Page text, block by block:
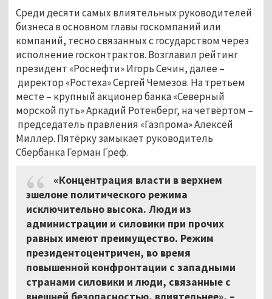
Среди десяти самых влиятельных руководителей
бизнеса в основном главы госкомпаний или
компаний, тесно связанных с государством через
исполнение госконтрактов. Возглавил рейтинг
президент «Роснефти» Игорь Сечин, далее –
директор «Ростеха» Сергей Чемезов. На третьем
месте – крупный акционер банка «Северный
морской путь» Аркадий Ротенберг, на четвёртом –
председатель правления «Газпрома» Алексей
Миллер. Пятёрку замыкает руководитель
Сбербанка Герман Греф.
«Концентрация власти в верхнем
эшелоне политического режима
исключительно высока. Люди из
администрации и силовики при прочих
равных имеют преимущество. Режим
президентоцентричен, во время
повышенной конфронтации с западными
странами силовики и люди, связанные с